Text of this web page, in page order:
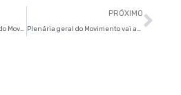
Atendendo à reivindicação do Movimento, Câmara instala Frente Parlamentar Para a Implementação dos Conselhos de Representantes
PRÓXIMO
Plenária geral do Movimento vai abordar audiências da Agenda 2012 e lançamento do IRBEM